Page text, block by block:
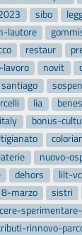
sibo
lautore
restaur
lavoro
novit
santiago
lia
bonus-
nuovo-
dehors lilt-
8-marzo sistri
rinnovo-